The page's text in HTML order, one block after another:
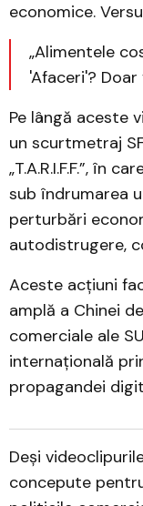
economice.
„Alimentele
'Afaceri'?
Pe lângă aceste
un scurtmetraj
„T.A.R.I.F.F.”, în
sub îndrumarea
perturbări
autodistrugere,
Aceste acțiuni
amplă a Chinei
comerciale ale
internațională
propagandei
Deși
concepute